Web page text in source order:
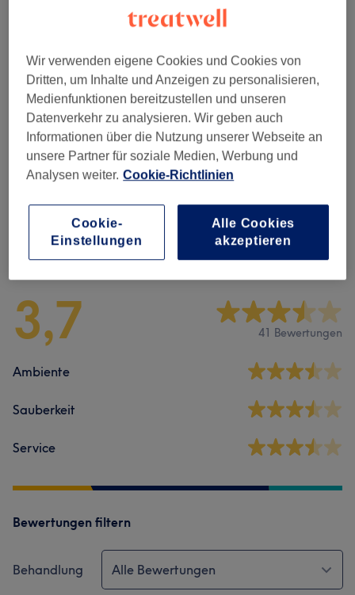
Augenbrauen färben & zupfen
Alle Services
Uv-Wimpernverlängerungen (7) ab 15 €
Augenbrauen & Wimpernbehandlungen
Salonbewertungen
3,7 41 Bewertungen
Ambiente
Sauberkeit
Service
Bewertungen filtern
Behandlung Alle Bewertungen
Wir verwenden eigene Cookies und Cookies von
Dritten, um Inhalte und Anzeigen zu personalisieren,
Medienfunktionen bereitzustellen und unseren
Datenverkehr zu analysieren. Wir geben auch
Informationen über die Nutzung unserer Webseite an
unsere Partner für soziale Medien, Werbung und
Analysen weiter. Cookie-Richtlinien
Cookie-
Einstellungen
Alle Cookies
akzeptieren